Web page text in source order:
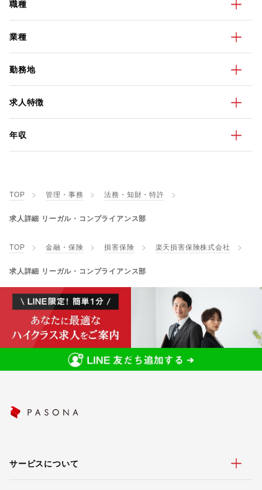
職種
業種
勤務地
求人特徴
年収
TOP 管理・事務 法務・知財・特許
求人詳細 リーガル・コンプライアンス部
TOP 金融・保険 損害保険 楽天損害保険株式会社
求人詳細 リーガル・コンプライアンス部
サービスについて